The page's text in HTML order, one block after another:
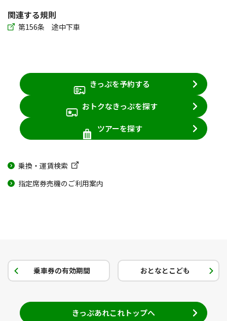
関連する規則
第156条 途中下車
きっぷを予約する
おトクなきっぷを探す
ツアーを探す
乗換・運賃検索
指定席券売機のご利用案内
乗車券の有効期間 おとなとこども
きっぷあれこれトップへ